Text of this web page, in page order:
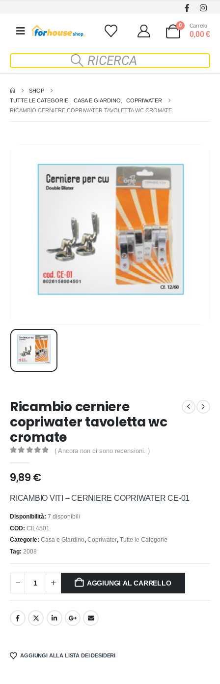
0 Carrello
0,00€
SHOP
TUTTE LE CATEGORIE
CASA E GIARDINO
COPRIWATER
RICAMBIO CERNIERE COPRIWATER TAVOLETTA WC CROMATE
Ricambio cerniere
copriwater tavoletta wc
cromate
( Ancora non ci sono recensioni. )
9,89 €
RICAMBIO VITI – CERNIERE COPRIWATER CE-01
Disponibilità: 7 disponibili
COD: CIL4501
Categorie: Casa e Giardino, Copriwater, Tutte le Categorie
Tag: 2008
AGGIUNGI AL CARRELLO
AGGIUNGI ALLA LISTA DEI DESIDERI